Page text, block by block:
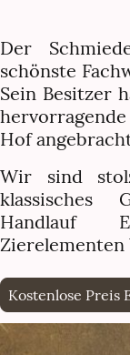
Der
schönste
Sein Besitzer
Hof
Wir sind
klassisches
Handlauf
Zierelementen
Kostenlose Preis